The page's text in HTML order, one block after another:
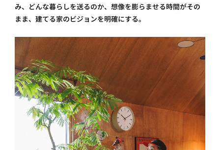
み、どんな暮らしを送るのか、想像を膨らませる時間がその
まま、建てる家のビジョンを明確にする。